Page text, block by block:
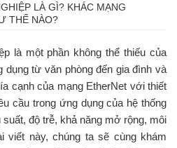
LÀ GÌ? KHÁC MẠNG
THẾ NÀO?
là một phần không thể thiếu của
từ văn phòng đến gia đình và
cạnh của mạng EtherNet với thiết
cầu trong ứng dụng của hệ thống
độ trễ, khả năng mở rộng, môi
viết này, chúng ta sẽ cùng khám